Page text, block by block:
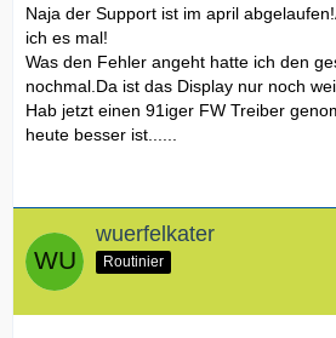
Naja der Support ist im april
ich es mal!
Was den Fehler angeht hatte ich den
nochmal.Da ist das Display nur noch
Hab jetzt einen 91iger FW Treiber
heute besser ist......
wuerfelkater
Routinier